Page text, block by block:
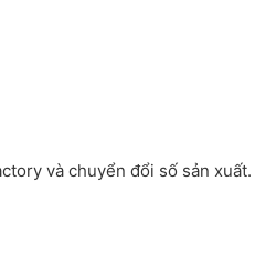
và chuyển đổi số sản xuất.